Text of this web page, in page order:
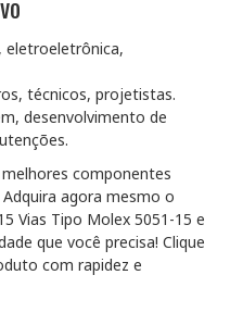
técnicos, projetistas.
desenvolvimento de
componentes
agora mesmo o
Vias Tipo Molex 5051-15 e
que você precisa! Clique
com rapidez e